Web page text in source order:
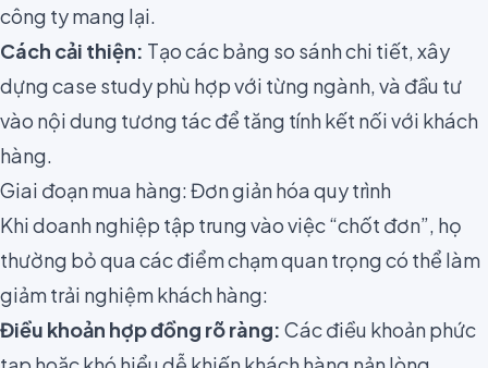
công ty mang lại.
Cách cải thiện: Tạo các bảng so sánh chi tiết, xây
dựng case study phù hợp với từng ngành, và đầu tư
vào nội dung tương tác để tăng tính kết nối với khách
hàng.
Giai đoạn mua hàng: Đơn giản hóa quy trình
Khi doanh nghiệp tập trung vào việc “chốt đơn”, họ
thường bỏ qua các điểm chạm quan trọng có thể làm
giảm trải nghiệm khách hàng:
Điều khoản hợp đồng rõ ràng: Các điều khoản phức